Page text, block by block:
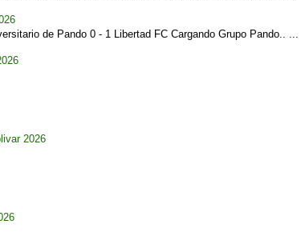
de Pando 0 - 1 Libertad FC Cargando Grupo Pando.. ...
2026